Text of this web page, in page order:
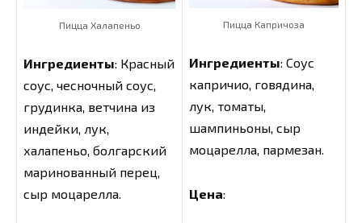
Пицца Халапеньо
Ингредиенты: Красный
соус, чесночный соус,
грудинка, ветчина из
индейки, лук,
халапеньо, болгарский
маринованный перец,
сыр моцарелла.
Пицца Капричоза
Ингредиенты: Соус
капричио, говядина,
лук, томаты,
шампиньоны, сыр
моцарелла, пармезан.
Цена: